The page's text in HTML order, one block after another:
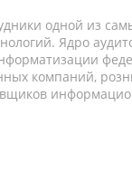
одной из
Ядро
компаний,